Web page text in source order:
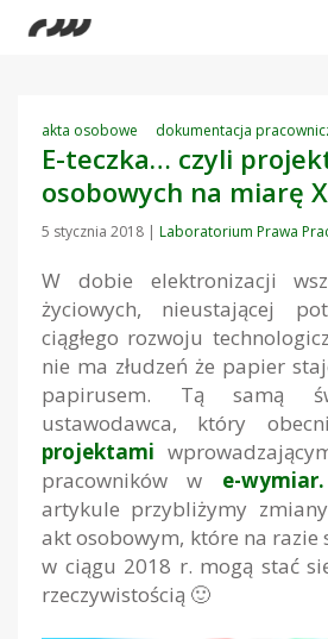
akta osobowe dokumentacja
E-teczka… czyli
osobowych na miarę
5 stycznia 2018 | Laboratorium Prawa
W dobie elektronizacji
życiowych, nieustającej
ciągłego rozwoju
nie ma złudzeń że papier
papirusem. Tą samą
ustawodawca, który
projektami
pracowników w e-wymiar.
artykule przybliżymy
akt osobowym, które na razie
w ciągu 2018 r. mogą stać
rzeczywistością 🙂